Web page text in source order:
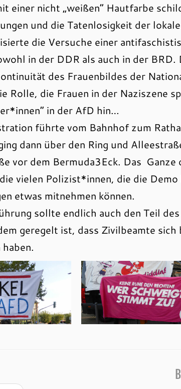
einer nicht „weißen“ Hautfarbe
und die Tatenlosigkeit der
die Versuche einer
in der DDR als auch in der
des Frauenbildes der
Rolle, die Frauen in der Naziszene
in der AfD hin…
führte vom Bahnhof zum
dann über den Ring und
vor dem Bermuda3Eck. Das
vielen Polizist*innen, die die
etwas mitnehmen können.
sollte endlich auch den Teil
geregelt ist, dass Zivilbeamte